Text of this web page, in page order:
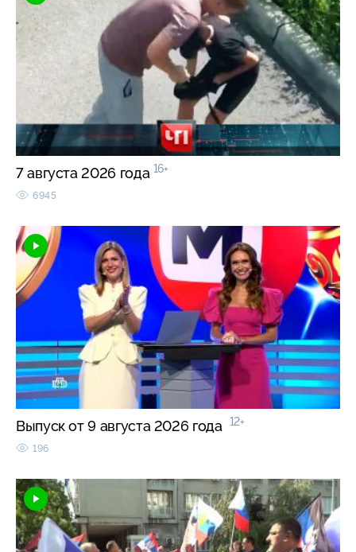
7 августа 2026 года 16+
6945
Выпуск от 9 августа 2026 года 12+
196